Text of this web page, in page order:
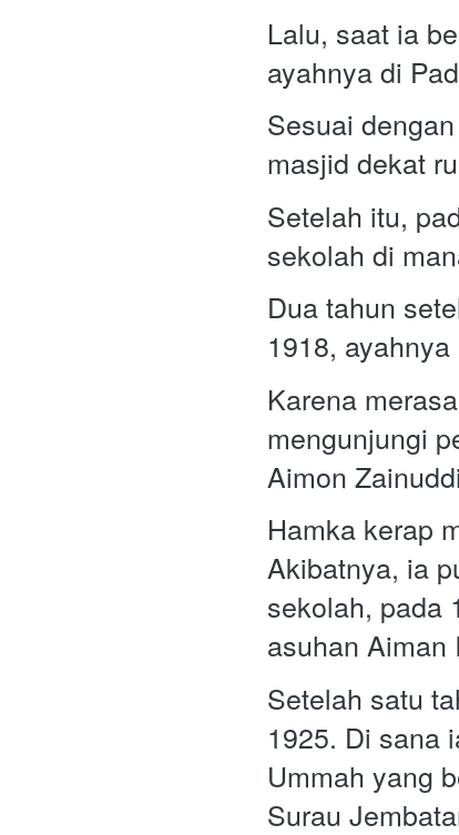
Lalu, saat ia
ayahnya di
Sesuai
masjid dekat
Setelah itu,
sekolah di
Dua tahun
1918,
Karena
mengunjungi
Aimon
Hamka kerap
Akibatnya, ia
sekolah, pada
asuhan Aiman
Setelah satu
1925. Di sana
Ummah yang
Surau